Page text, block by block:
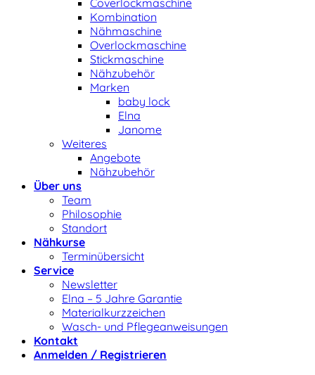
Coverlockmaschine
Kombination
Nähmaschine
Overlockmaschine
Stickmaschine
Nähzubehör
Marken
baby lock
Elna
Janome
Weiteres
Angebote
Nähzubehör
Über uns
Team
Philosophie
Standort
Nähkurse
Terminübersicht
Service
Newsletter
Elna – 5 Jahre Garantie
Materialkurzzeichen
Wasch- und Pflegeanweisungen
Kontakt
Anmelden / Registrieren